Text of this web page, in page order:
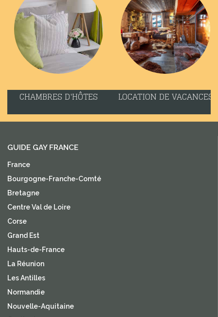
CHAMBRES D'HÔTES LOCATION DE VACANCES
GUIDE GAY FRANCE
France
Bourgogne-Franche-Comté
Bretagne
Centre Val de Loire
Corse
Grand Est
Hauts-de-France
La Réunion
Les Antilles
Normandie
Nouvelle-Aquitaine